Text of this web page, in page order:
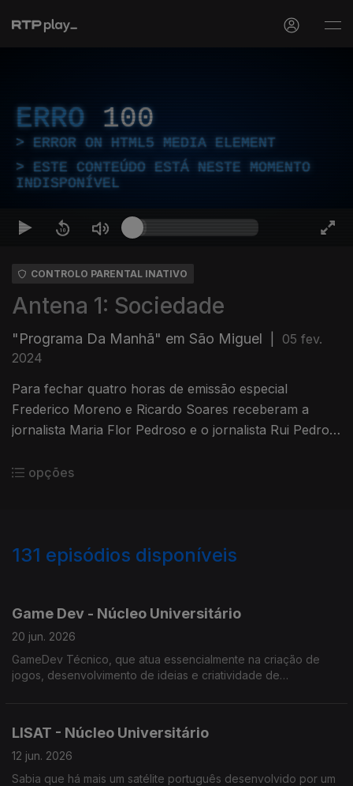
ERRO 100
ERROR ON HTML5 MEDIA ELEMENT
ESTE CONTEÚDO ESTÁ NESTE MOMENTO
INDISPONÍVEL
CONTROLO PARENTAL INATIVO
Antena 1: Sociedade
"Programa Da Manhã" em São Miguel
05 fev.
2024
Para fechar quatro horas de emissão especial
Frederico Moreno e Ricardo Soares receberam a
jornalista Maria Flor Pedroso e o jornalista Rui Pedro
económica.
opções
131 episódios disponíveis
Game Dev - Núcleo Universitário
20 jun. 2026
GameDev Técnico, que atua essencialmente na criação de
jogos, desenvolvimento de ideias e criatividade de
LISAT - Núcleo Universitário
12 jun. 2026
Sabia que há mais um satélite português desenvolvido por um